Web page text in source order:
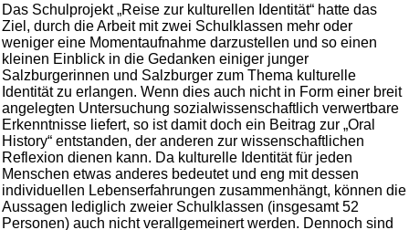
Das Schulprojekt „Reise zur kulturellen Identität“ hatte das
Ziel, durch die Arbeit mit zwei Schulklassen mehr oder
weniger eine Momentaufnahme darzustellen und so einen
kleinen Einblick in die Gedanken einiger junger
Salzburgerinnen und Salzburger zum Thema kulturelle
Identität zu erlangen. Wenn dies auch nicht in Form einer breit
angelegten Untersuchung sozialwissenschaftlich verwertbare
Erkenntnisse liefert, so ist damit doch ein Beitrag zur „Oral
History“ entstanden, der anderen zur wissenschaftlichen
Reflexion dienen kann. Da kulturelle Identität für jeden
Menschen etwas anderes bedeutet und eng mit dessen
individuellen Lebenserfahrungen zusammenhängt, können die
Aussagen lediglich zweier Schulklassen (insgesamt 52
Personen) auch nicht verallgemeinert werden. Dennoch sind